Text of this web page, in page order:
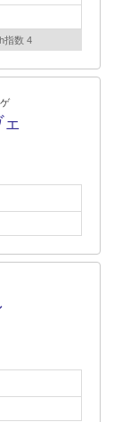
h指数 4
ェ